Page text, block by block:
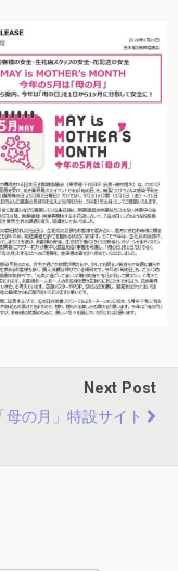
Next Post
「母の月」特設サイト